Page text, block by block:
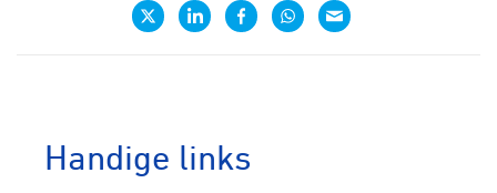
Handige links